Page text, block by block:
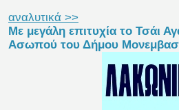
αναλυτικά >>
Με μεγάλη επιτυχία το Τσάι
Ασωπού του Δήμου